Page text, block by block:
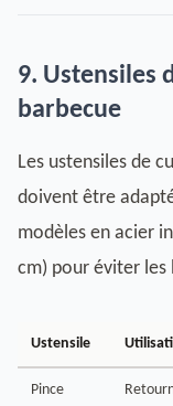
9. Ustensiles
barbecue
Les ustensiles de
doivent être
modèles en acier
cm) pour éviter les
Ustensile
Pince